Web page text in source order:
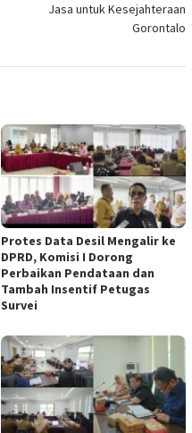
Jasa untuk Kesejahteraan
Gorontalo
Protes Data Desil Mengalir ke
DPRD, Komisi I Dorong
Perbaikan Pendataan dan
Tambah Insentif Petugas
Survei